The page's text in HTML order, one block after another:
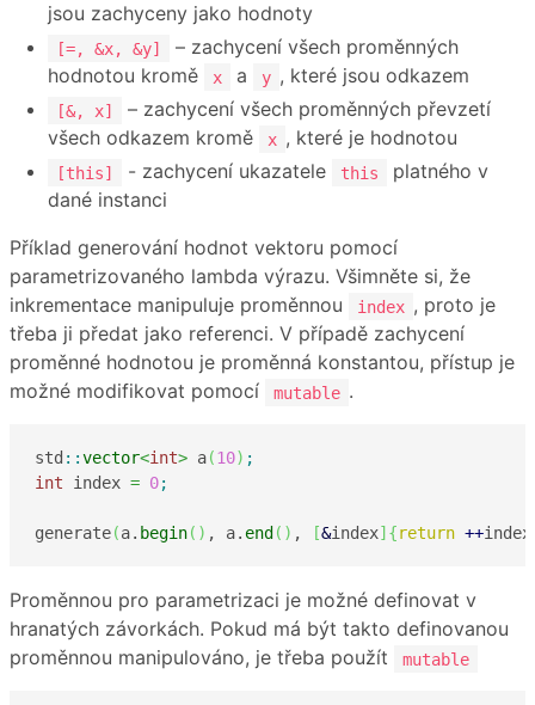
jsou zachyceny jako hodnoty
[=, &x, &y]
– zachycení všech proměnných
hodnotou kromě
x a y , které jsou odkazem
[&, x]
– zachycení všech proměnných převzetí
všech odkazem kromě
x , které je hodnotou
[this] - zachycení ukazatele this
platného v
dané instanci
Příklad generování hodnot vektoru pomocí
parametrizovaného lambda výrazu. Všimněte si, že
inkrementace manipuluje proměnnou
index , proto je
třeba ji předat jako referenci. V případě zachycení
proměnné hodnotou je proměnná konstantou, přístup je
možné modifikovat pomocí
mutable .
std ::vector<int> a(10) ;
int index = 0;
generate(a. begin( ) , a. end( ) , [&index]{return ++index
Proměnnou pro parametrizaci je možné definovat v
hranatých závorkách. Pokud má být takto definovanou
proměnnou manipulováno, je třeba použít
mutable